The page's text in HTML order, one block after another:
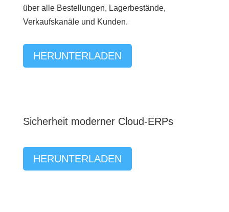
über alle Bestellungen, Lagerbestände,
Verkaufskanäle und Kunden.
HERUNTERLADEN
Sicherheit moderner Cloud-ERPs
HERUNTERLADEN